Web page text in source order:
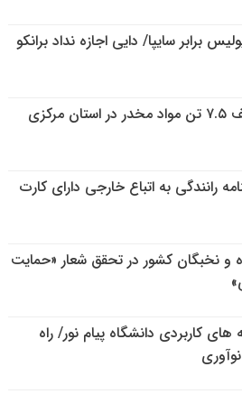
برابر سایپا/ دایی اجازه نداد برانکو
کشف و توقیف ۷.۵ تن مواد مخدر در استان مرکزی
رانندگی به اتباع خارجی دارای کارت
و نخبگان کشور در تحقق شعار «حمایت
کاربردی دانشگاه پیام نور/ راه